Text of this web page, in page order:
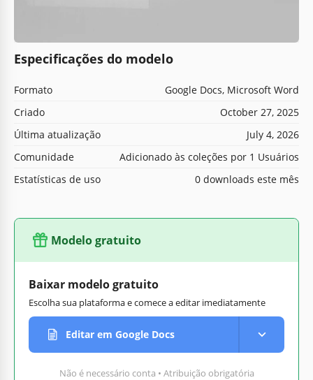
Especificações do modelo
Formato
Google Docs, Microsoft Word
Criado
October 27, 2025
Última atualização
July 4, 2026
Comunidade
Adicionado às coleções por 1 Usuários
Estatísticas de uso
0 downloads este mês
Modelo gratuito
Baixar modelo gratuito
Escolha sua plataforma e comece a editar imediatamente
Editar em Google Docs
Não é necessário conta • Atribuição obrigatória